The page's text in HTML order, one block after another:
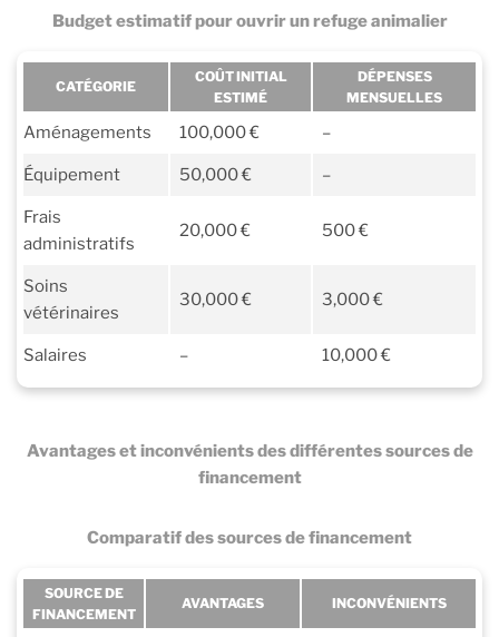
Budget estimatif pour ouvrir un refuge animalier
CATÉGORIE
COÛT INITIAL
ESTIMÉ
DÉPENSES
MENSUELLES
Aménagements 100,000 € –
Équipement 50,000 € –
Frais
administratifs
20,000 € 500 €
Soins
vétérinaires
30,000 € 3,000 €
Salaires – 10,000 €
Comparatif des sources de financement
Avantages et inconvénients des différentes sources de
financement
SOURCE DE
FINANCEMENT
AVANTAGES INCONVÉNIENTS